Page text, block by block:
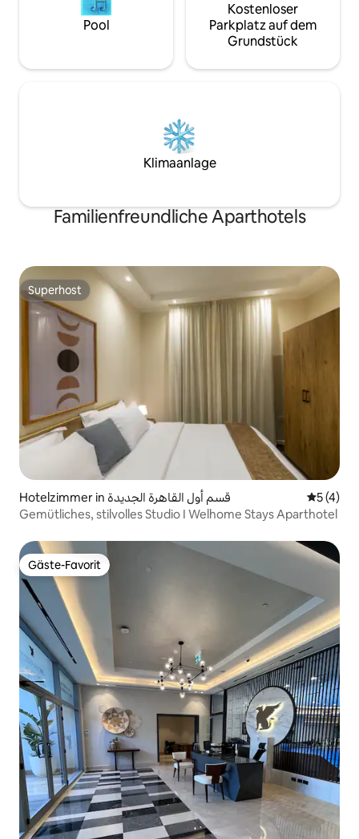
Pool
Kostenloser
Parkplatz auf dem
Grundstück
Klimaanlage
Familienfreundliche Aparthotels
Superhost
Superhost
Hotelzimmer in قسم أول القاهرة الجديدة
5 (4)
Gemütliches, stilvolles Studio I Welhome Stays Aparthotel
Gäste-Favorit
Gäste-Favorit